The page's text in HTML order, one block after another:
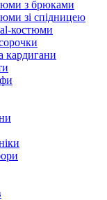
з брюками
зі спідницею
костюми
кардигани